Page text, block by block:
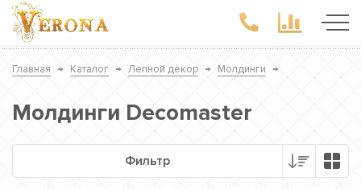
Главная → Каталог → Лепной декор → Молдинги →
Молдинги Decomaster
Фильтр